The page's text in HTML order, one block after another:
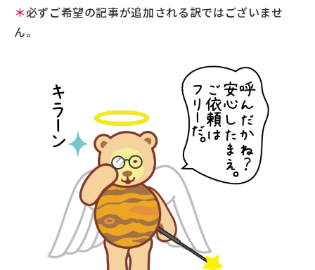
＊必ずご希望の記事が追加される訳ではございませ
ん。